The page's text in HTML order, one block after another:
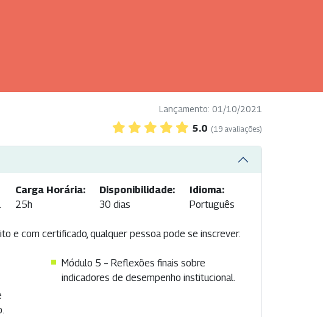
Lançamento: 01/10/2021
5.0 (19 avaliações)
Carga Horária:
25h
Disponibilidade:
30 dias
Idioma:
Português
e com certificado, qualquer pessoa pode se inscrever.
Módulo 5 – Reflexões finais sobre
indicadores de desempenho institucional.